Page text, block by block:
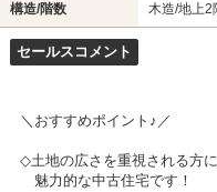
構造/階数 木造/地上2
セールスコメント
＼おすすめポイント♪／
◇土地の広さを重視される方に
魅力的な中古住宅です！